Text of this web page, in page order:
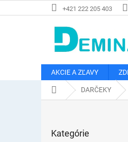
na
+421 222 205 403
AKCIE A ZĽAVY
DomovDARČEKY
kategórie
Kategórie